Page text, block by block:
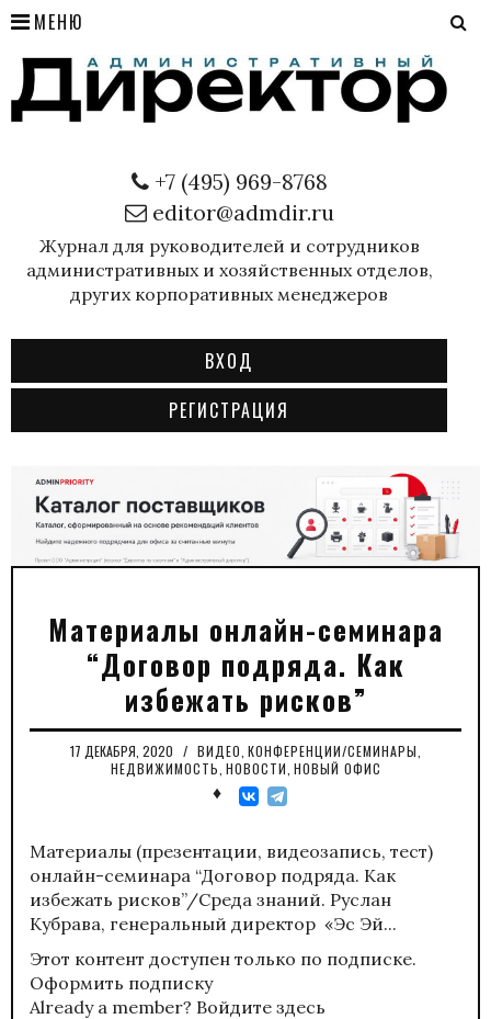
МЕНЮ
+7 (495) 969-8768
editor@admdir.ru
Журнал для руководителей и сотрудников
административных и хозяйственных отделов,
других корпоративных менеджеров
ВХОД
РЕГИСТРАЦИЯ
Материалы онлайн-семинара
“Договор подряда. Как
избежать рисков”
17 ДЕКАБРЯ, 2020 / ВИДЕО КОНФЕРЕНЦИИ/СЕМИНАРЫ
НЕДВИЖИМОСТЬ НОВОСТИ НОВЫЙ ОФИС
♦
Материалы (презентации, видеозапись, тест)
онлайн-семинара “Договор подряда. Как
избежать рисков”/Среда знаний. Руслан
Кубрава, генеральный директор «Эс Эй...
Этот контент доступен только по подписке.
Оформить подписку
Already a member? Войдите здесь